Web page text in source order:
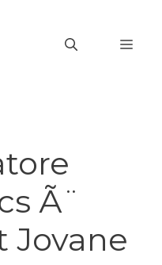
Ã¨
Jovane